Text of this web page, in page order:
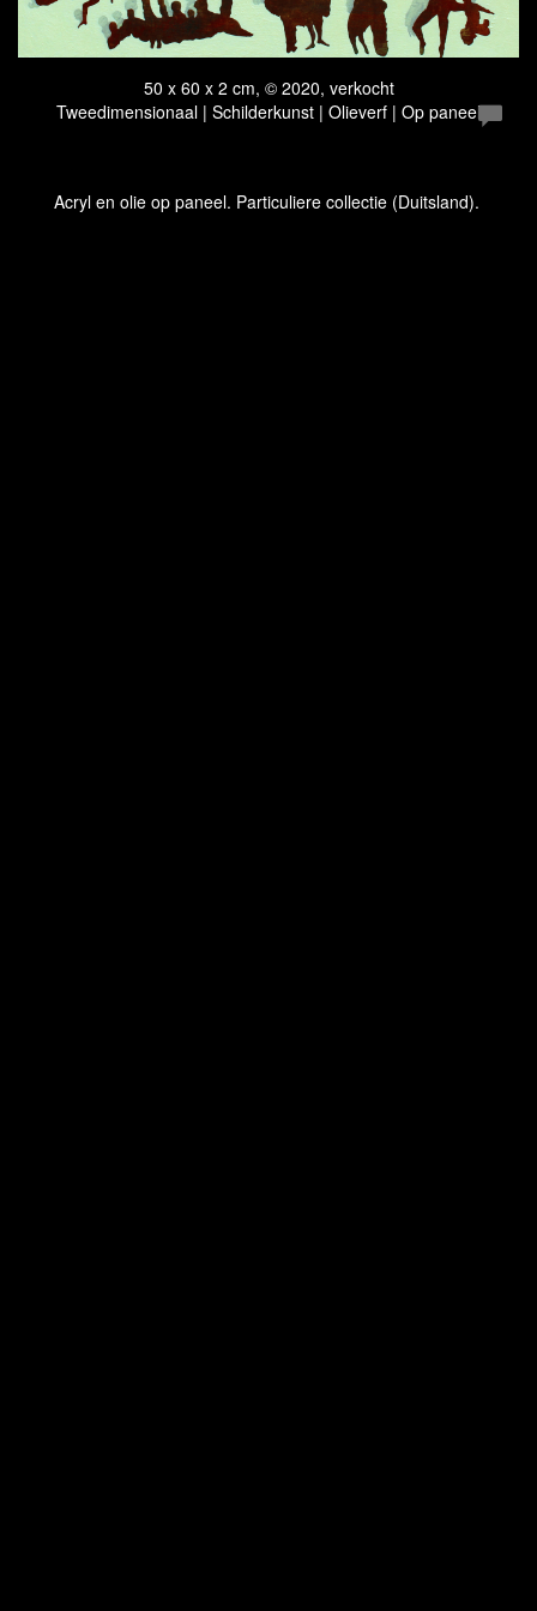
50 x 60 x 2 cm, © 2020, verkocht
Tweedimensionaal | Schilderkunst | Olieverf | Op paneel
Acryl en olie op paneel. Particuliere collectie (Duitsland).